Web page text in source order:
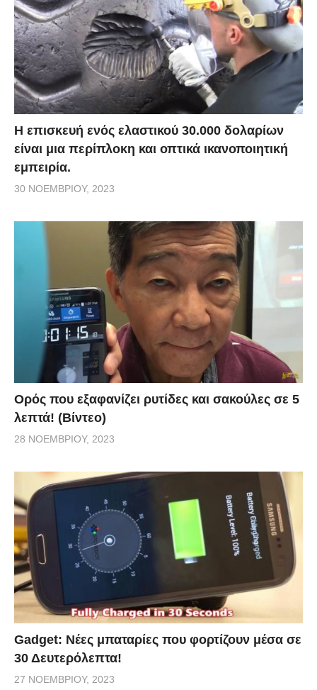
Η επισκευή ενός ελαστικού 30.000 δολαρίων
είναι μια περίπλοκη και οπτικά ικανοποιητική
εμπειρία.
30 ΝΟΕΜΒΡΊΟΥ, 2023
Ορός που εξαφανίζει ρυτίδες και σακούλες σε 5
λεπτά! (Βίντεο)
28 ΝΟΕΜΒΡΊΟΥ, 2023
Gadget: Νέες μπαταρίες που φορτίζουν μέσα σε
30 Δευτερόλεπτα!
27 ΝΟΕΜΒΡΊΟΥ, 2023